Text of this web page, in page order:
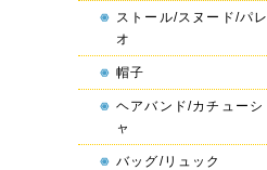
ストール/スヌード/パレ
オ
帽子
ヘアバンド/カチューシ
ャ
バッグ/リュック